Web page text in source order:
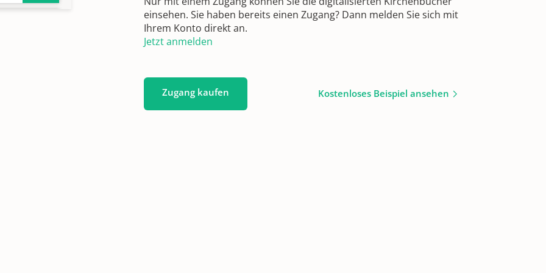
einsehen. Sie haben bereits einen Zugang? Dann melden Sie sich mit
Ihrem Konto direkt an.
Jetzt anmelden
Zugang kaufen Kostenloses Beispiel ansehen